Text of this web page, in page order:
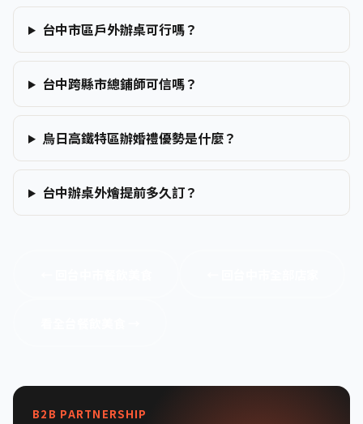
台中市區戶外辦桌可行嗎？
台中跨縣市總鋪師可信嗎？
烏日高鐵特區辦婚禮優勢是什麼？
台中辦桌外燴提前多久訂？
B2B PARTNERSHIP